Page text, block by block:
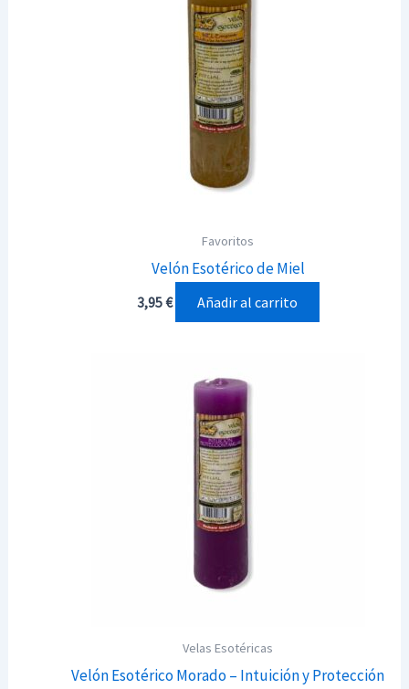
Favoritos
Velón Esotérico de Miel
3,95€ Añadir al carrito
Velas Esotéricas
Velón Esotérico Morado – Intuición y Protección